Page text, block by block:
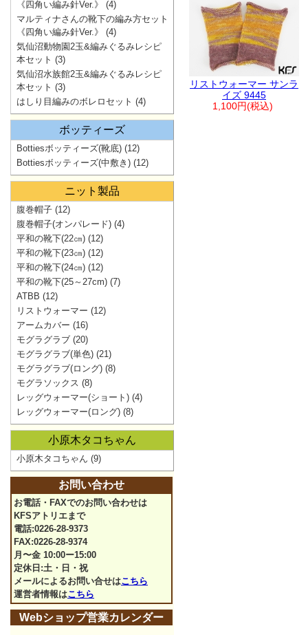
リストウォーマー サンラ
イズ 9445
1,100円(税込)
《四角い編み針Ver.》
(4)
マルティナさんの靴下の編み方セット
《四角い編み針Ver.》
(4)
気仙沼動物園2玉&編みぐるみレシピ
本セット (3)
気仙沼水族館2玉&編みぐるみレシピ
本セット (3)
はしり目編みのボレロセット (4)
ボッティーズ
Bottiesボッティーズ(靴底) (12)
Bottiesボッティーズ(中敷き) (12)
ニット製品
腹巻帽子 (12)
腹巻帽子(オンパレード) (4)
平和の靴下(22㎝) (12)
平和の靴下(23㎝) (12)
平和の靴下(24㎝) (12)
平和の靴下(25～27cm) (7)
ATBB (12)
リストウォーマー (12)
アームカバー (16)
モグラグラブ (20)
モグラグラブ(単色) (21)
モグラグラブ(ロング) (8)
モグラソックス (8)
レッグウォーマー(ショート) (4)
レッグウォーマー(ロング) (8)
小原木タコちゃん
小原木タコちゃん (9)
お問い合わせ
お電話・FAXでのお問い合わせは
KFSアトリエまで
電話:0226-28-9373
FAX:0226-28-9374
月〜金 10:00ー15:00
定休日:土・日・祝
メールによるお問い合せはこちら
運営者情報はこちら
Webショップ営業カレンダー